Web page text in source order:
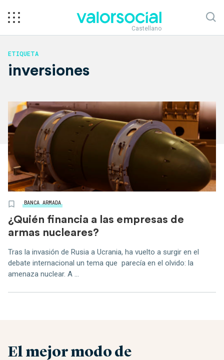
Castellano
ETIQUETA
inversiones
BANCA ARMADA
¿Quién financia a las empresas de
armas nucleares?
Tras la invasión de Rusia a Ucrania, ha vuelto a surgir en el
debate internacional un tema que parecía en el olvido: la
amenaza nuclear. A ...
El mejor modo de